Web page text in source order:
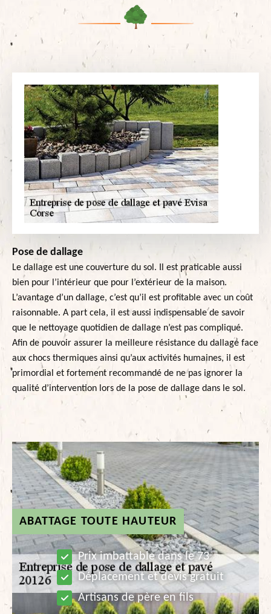
ABATTAGE TOUTE HAUTEUR
Prix imbattable dans le 73
Déplacement et devis gratuit
Artisans de père en fils
Pose de dallage
Le dallage est une couverture du sol. Il est praticable aussi
bien pour l’intérieur que pour l’extérieur de la maison.
L’avantage d’un dallage, c’est qu’il est profitable avec un coût
raisonnable. A part cela, il est aussi indispensable de savoir
que le nettoyage quotidien de dallage n’est pas compliqué.
Afin de pouvoir assurer la meilleure résistance du dallage face
aux chocs thermiques ainsi qu’aux activités humaines, il est
primordial et fortement recommandé de ne pas ignorer la
qualité d’intervention lors de la pose de dallage dans le sol.